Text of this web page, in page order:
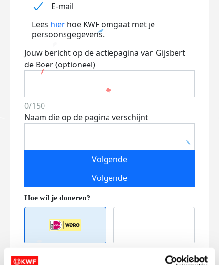
E-mail
Lees hier hoe KWF omgaat met je
persoonsgegevens.
Jouw bericht op de actiepagina van Gijsbert
de Boer (optioneel)
0/150
Naam die op de pagina verschijnt
Volgende
Volgende